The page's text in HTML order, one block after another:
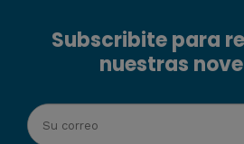
Subscribite para
nuestras